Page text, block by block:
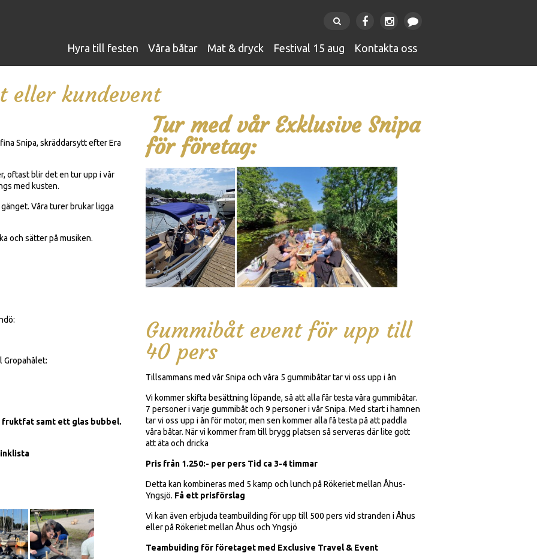
hyra till festen våra båtar mat & dryck festival 15 aug kontakta oss
eller kundevent
Snipa, skräddarsytt efter Era
oftast blir det en tur upp i vår
med kusten.
Våra turer brukar ligga
och sätter på musiken.
Gropahålet:
fruktfat samt ett glas bubbel.
Tur med vår Exklusive Snipa
för företag:
Gummibåt event för upp till
40 pers
Tillsammans med vår Snipa och våra 5 gummibåtar tar vi oss upp i ån
Vi kommer skifta besättning löpande, så att alla får testa våra gummibåtar.
7 personer i varje gummibåt och 9 personer i vår Snipa. Med start i hamnen
tar vi oss upp i ån för motor, men sen kommer alla få testa på att paddla
våra båtar. När vi kommer fram till brygg platsen så serveras där lite gott
att äta och dricka
Pris från 1.250:- per pers Tid ca 3-4 timmar
Detta kan kombineras med 5 kamp och lunch på Rökeriet mellan Åhus-
Yngsjö. Få ett prisförslag
Vi kan även erbjuda teambuilding för upp till 500 pers vid stranden i Åhus
eller på Rökeriet mellan Åhus och Yngsjö
Teambuiding för företaget med Exclusive Travel & Event